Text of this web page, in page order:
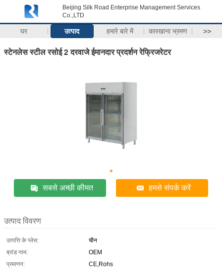
Beijing Silk Road Enterprise Management Services
Co.,LTD
घर उत्पाद हमारे बारे में कारखाना भ्रमण >>
स्टेनलेस स्टील रसोई 2 दरवाजे ईमानदार प्रदर्शन रेफ्रिजरेटर
सबसे अच्छी कीमत हमसे संपर्क करें
उत्पाद विवरण
उत्पत्ति के प्लेस:
चीन
ब्रांड नाम:
OEM
प्रमाणन:
CE,Rohs